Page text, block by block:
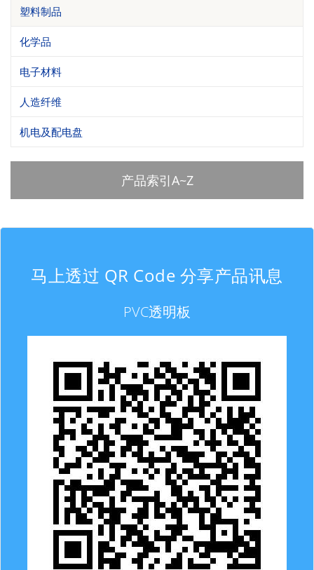
塑料制品
化学品
电子材料
人造纤维
机电及配电盘
产品索引A~Z
马上透过 QR Code 分享产品讯息
PVC透明板